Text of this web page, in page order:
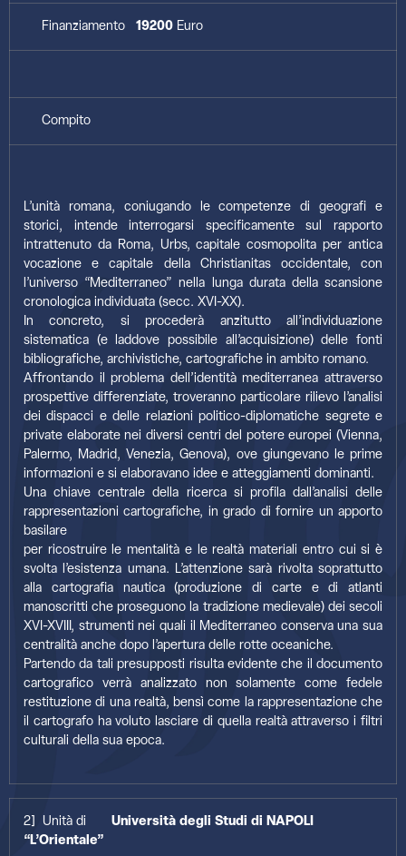
Finanziamento 19200 Euro
Compito
L’unità romana, coniugando le competenze di geografi e
storici, intende interrogarsi specificamente sul rapporto
intrattenuto da Roma, Urbs, capitale cosmopolita per antica
vocazione e capitale della Christianitas occidentale, con
l’universo “Mediterraneo” nella lunga durata della scansione
cronologica individuata (secc. XVI-XX).
In concreto, si procederà anzitutto all’individuazione
sistematica (e laddove possibile all’acquisizione) delle fonti
bibliografiche, archivistiche, cartografiche in ambito romano.
Affrontando il problema dell’identità mediterranea attraverso
prospettive differenziate, troveranno particolare rilievo l’analisi
dei dispacci e delle relazioni politico-diplomatiche segrete e
private elaborate nei diversi centri del potere europei (Vienna,
Palermo, Madrid, Venezia, Genova), ove giungevano le prime
informazioni e si elaboravano idee e atteggiamenti dominanti.
Una chiave centrale della ricerca si profila dall’analisi delle
rappresentazioni cartografiche, in grado di fornire un apporto
basilare
per ricostruire le mentalità e le realtà materiali entro cui si è
svolta l’esistenza umana. L’attenzione sarà rivolta soprattutto
alla cartografia nautica (produzione di carte e di atlanti
manoscritti che proseguono la tradizione medievale) dei secoli
XVI-XVIII, strumenti nei quali il Mediterraneo conserva una sua
centralità anche dopo l’apertura delle rotte oceaniche.
Partendo da tali presupposti risulta evidente che il documento
cartografico verrà analizzato non solamente come fedele
restituzione di una realtà, bensì come la rappresentazione che
il cartografo ha voluto lasciare di quella realtà attraverso i filtri
culturali della sua epoca.
2] Unità di Università degli Studi di NAPOLI
“L’Orientale”